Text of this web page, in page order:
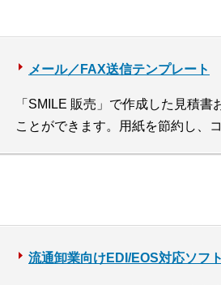
メール／FAX送信テンプレート
「SMILE 販売」で作成した見積
ことができます。用紙を節約し、
流通卸業向けEDI/EOS対応ソフ